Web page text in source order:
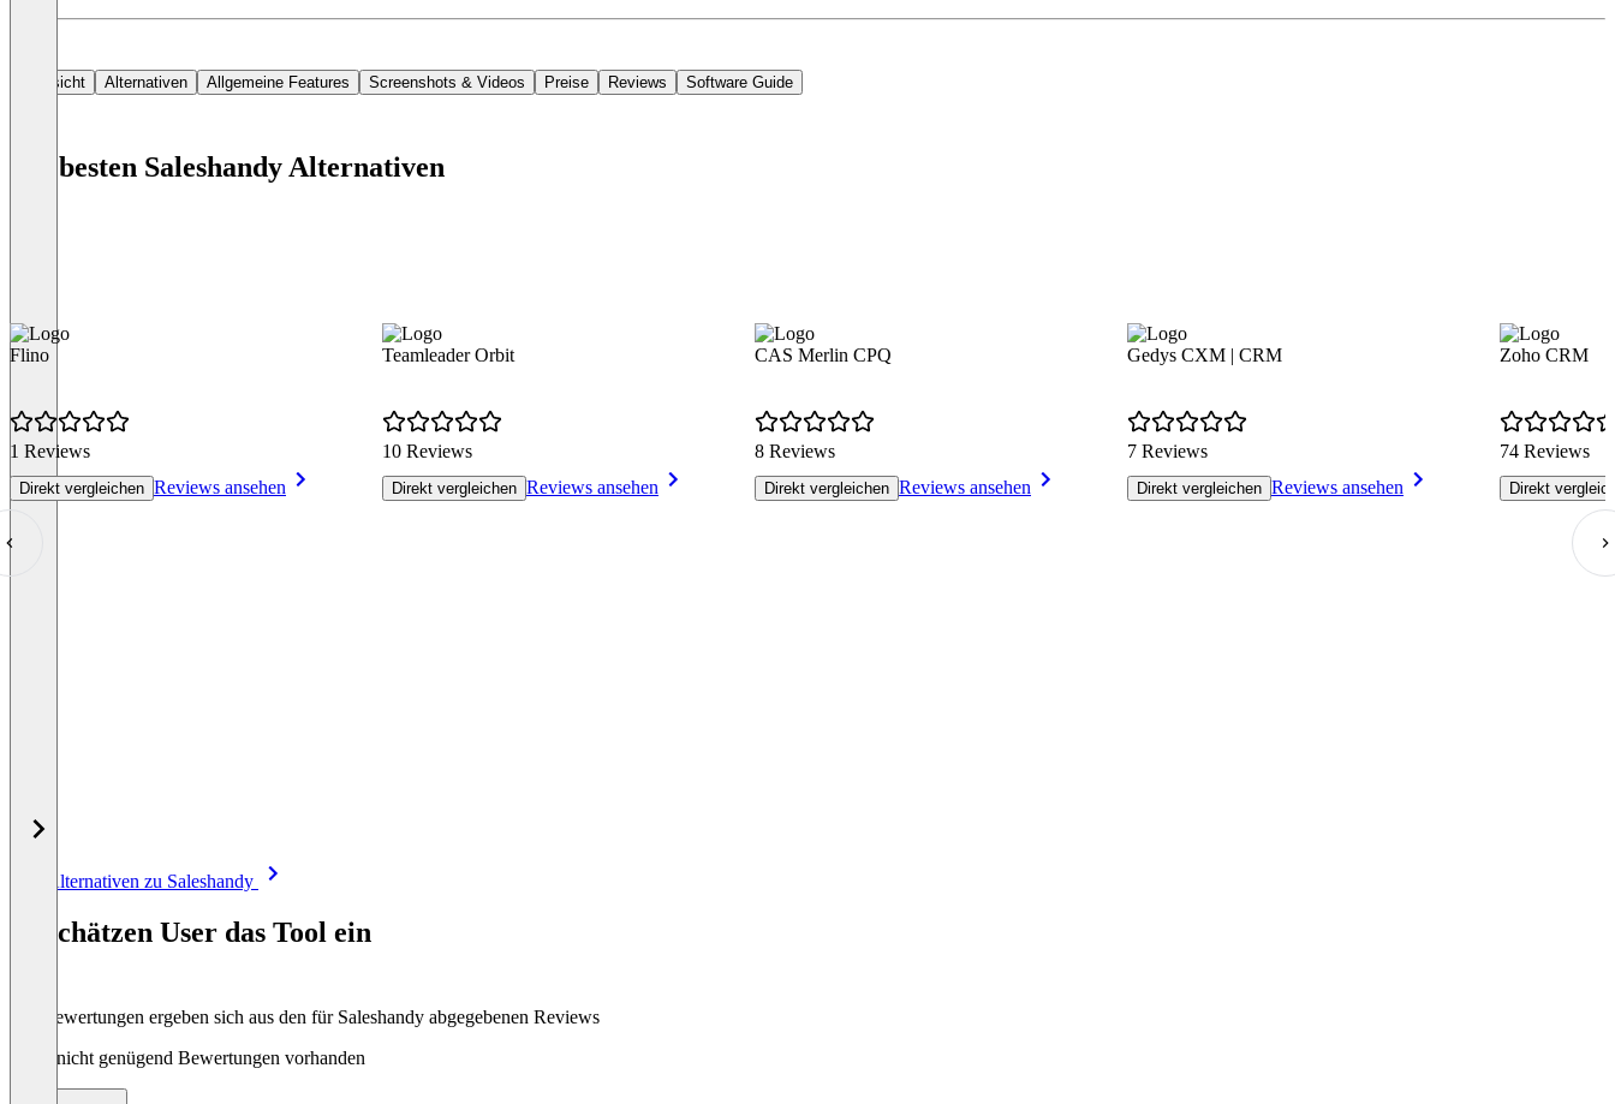
Übersicht Alternativen Allgemeine Features Screenshots & Videos Preise Reviews Software Guide
Die besten Saleshandy Alternativen
Flino
1 Reviews
Direkt vergleichen Reviews ansehen
Teamleader Orbit
10 Reviews
Direkt vergleichen Reviews ansehen
CAS Merlin CPQ
8 Reviews
Direkt vergleichen Reviews ansehen
Gedys CXM | CRM
7 Reviews
Direkt vergleichen Reviews ansehen
Zoho CRM
74 Reviews
Direkt
Alle Alternativen zu Saleshandy
So schätzen User das Tool ein
Die Bewertungen ergeben sich aus den für Saleshandy abgegebenen Reviews
Noch nicht genügend Bewertungen vorhanden